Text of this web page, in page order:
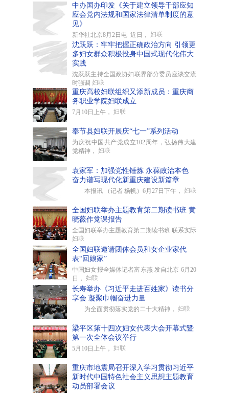
中办国办印发《关于建立领导干部应知
应会党内法规和国家法律清单制度的意
见》
新华社北京8月2日电 近日， 妇联
沈跃跃：牢牢把握正确政治方向 引领更
多妇女群众积极投身中国式现代化伟大
实践
沈跃跃主持全国政协妇联界部分委员座谈交流
时强调 妇联
重庆高校妇联组织又添新成员：重庆商
务职业学院妇联成立
7月10日上午， 妇联
奉节县妇联开展庆“七一”系列活动
为庆祝中国共产党成立102周年，弘扬伟大建
党精神， 妇联
袁家军：加强党性锤炼 永葆政治本色
奋力谱写现代化新重庆建设新篇章
本报讯 （记者 杨帆）6月27日下午， 妇联
全国妇联举办主题教育第二期读书班 黄
晓薇作党课报告
全国妇联举办主题教育第二期读书班 联系实际
妇联
全国妇联邀请团体会员和女企业家代
表“回娘家”
中国妇女报全媒体记者富东燕 发自北京 6月20
日， 妇联
长寿举办《习近平走进百姓家》读书分
享会 凝聚巾帼奋进力量
为全面贯彻落实党的二十大精神， 妇联
梁平区第十四次妇女代表大会开幕式暨
第一次全体会议举行
5月10日上午， 妇联
重庆市地震局召开深入学习贯彻习近平
新时代中国特色社会主义思想主题教育
动员部署会议